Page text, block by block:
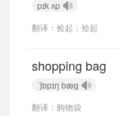
pɪk ʌp
翻译：捡起；拾起
shopping bag
ˈʃɒpɪŋ bæɡ
翻译：购物袋